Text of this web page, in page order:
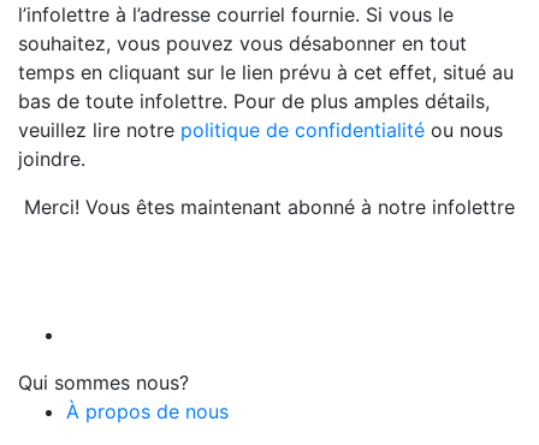
l’infolettre à l’adresse courriel fournie. Si vous le
souhaitez, vous pouvez vous désabonner en tout
temps en cliquant sur le lien prévu à cet effet, situé au
bas de toute infolettre. Pour de plus amples détails,
veuillez lire notre politique de confidentialité ou nous
joindre.
Merci! Vous êtes maintenant abonné à notre infolettre
Qui sommes nous?
À propos de nous